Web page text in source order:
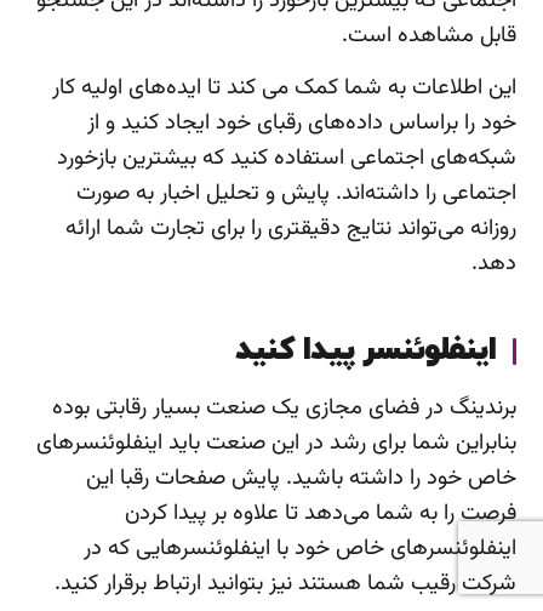
قابل مشاهده است.
این اطلاعات به شما کمک می کند تا ایده‌های اولیه کار
خود را براساس داده‌های رقبای خود ایجاد کنید و از
شبکه‌های اجتماعی استفاده کنید که بیشترین بازخورد
اجتماعی را داشته‌اند. پایش و تحلیل اخبار به صورت
روزانه می‌تواند نتایج دقیقتری را برای تجارت شما ارائه
دهد.
اینفلوئنسر پیدا کنید
برندینگ در فضای مجازی یک صنعت بسیار رقابتی بوده
بنابراین شما برای رشد در این صنعت باید اینفلوئنسر‌های
خاص خود را داشته باشید. پایش صفحات رقبا این
فرصت را به شما می‌دهد تا علاوه بر پیدا کردن
اینفلوئنسر‌های خاص خود با اینفلوئنسر‌هایی که در
شرکت رقیب شما هستند نیز بتوانید ارتباط برقرار کنید.